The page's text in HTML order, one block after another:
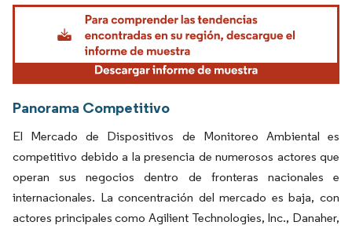
Imagen © Mordor Intelligence. El uso requiere atribución según CC BY 4.0.
Panorama Competitivo
El Mercado de Dispositivos de Monitoreo Ambiental es
competitivo debido a la presencia de numerosos actores que
operan sus negocios dentro de fronteras nacionales e
internacionales. La concentración del mercado es baja, con
actores principales como Agilient Technologies, Inc., Danaher,